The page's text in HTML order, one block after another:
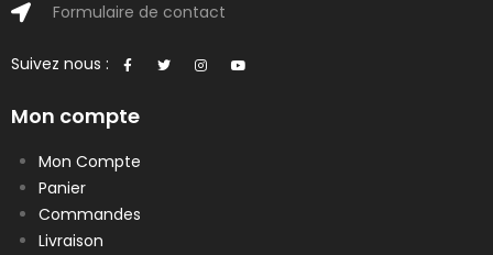
Formulaire de contact
Suivez nous :
Mon compte
Mon Compte
Panier
Commandes
Livraison